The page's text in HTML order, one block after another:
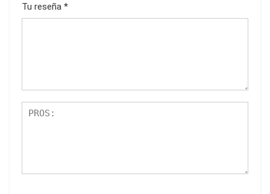
Tu reseña *